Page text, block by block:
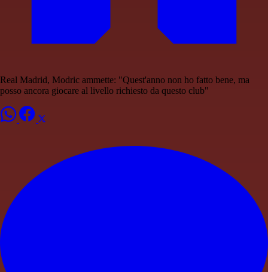
Real Madrid, Modric ammette: "Quest'anno non ho fatto bene, ma
posso ancora giocare al livello richiesto da questo club"